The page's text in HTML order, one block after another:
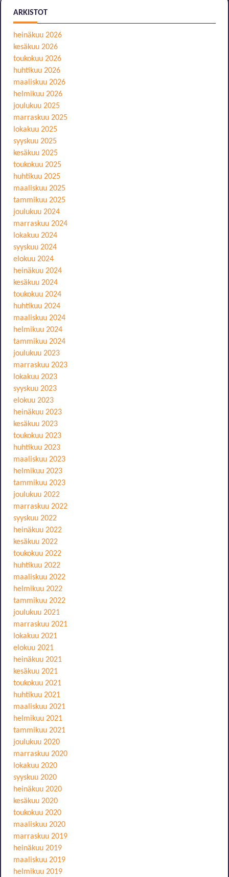
ARKISTOT
heinäkuu 2026
kesäkuu 2026
toukokuu 2026
huhtikuu 2026
maaliskuu 2026
helmikuu 2026
joulukuu 2025
marraskuu 2025
lokakuu 2025
syyskuu 2025
kesäkuu 2025
toukokuu 2025
huhtikuu 2025
maaliskuu 2025
tammikuu 2025
joulukuu 2024
marraskuu 2024
lokakuu 2024
syyskuu 2024
elokuu 2024
heinäkuu 2024
kesäkuu 2024
toukokuu 2024
huhtikuu 2024
maaliskuu 2024
helmikuu 2024
tammikuu 2024
joulukuu 2023
marraskuu 2023
lokakuu 2023
syyskuu 2023
elokuu 2023
heinäkuu 2023
kesäkuu 2023
toukokuu 2023
huhtikuu 2023
maaliskuu 2023
helmikuu 2023
tammikuu 2023
joulukuu 2022
marraskuu 2022
syyskuu 2022
heinäkuu 2022
kesäkuu 2022
toukokuu 2022
huhtikuu 2022
maaliskuu 2022
helmikuu 2022
tammikuu 2022
joulukuu 2021
marraskuu 2021
lokakuu 2021
elokuu 2021
heinäkuu 2021
kesäkuu 2021
toukokuu 2021
huhtikuu 2021
maaliskuu 2021
helmikuu 2021
tammikuu 2021
joulukuu 2020
marraskuu 2020
lokakuu 2020
syyskuu 2020
heinäkuu 2020
kesäkuu 2020
toukokuu 2020
maaliskuu 2020
marraskuu 2019
heinäkuu 2019
maaliskuu 2019
helmikuu 2019